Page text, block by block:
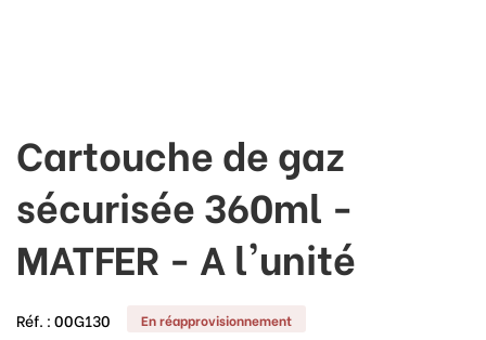
Cartouche de gaz
sécurisée 360ml -
MATFER - A l'unité
Réf. :00G130 En réapprovisionnement